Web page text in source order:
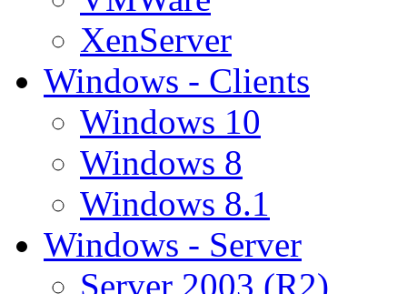
XenServer
Windows - Clients
Windows 10
Windows 8
Windows 8.1
Windows - Server
Server 2003 (R2)